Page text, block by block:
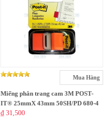
Mua Hàng
Miếng phân trang cam 3M POST-
IT® 25mmX 43mm 50SH/PD 680-4
₫ 31,500